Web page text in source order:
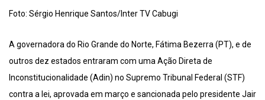
Foto: Sérgio Henrique Santos/Inter TV Cabugi
A governadora do Rio Grande do Norte, Fátima Bezerra (PT), e de
outros dez estados entraram com uma Ação Direta de
Inconstitucionalidade (Adin) no Supremo Tribunal Federal (STF)
contra a lei, aprovada em março e sancionada pelo presidente Jair